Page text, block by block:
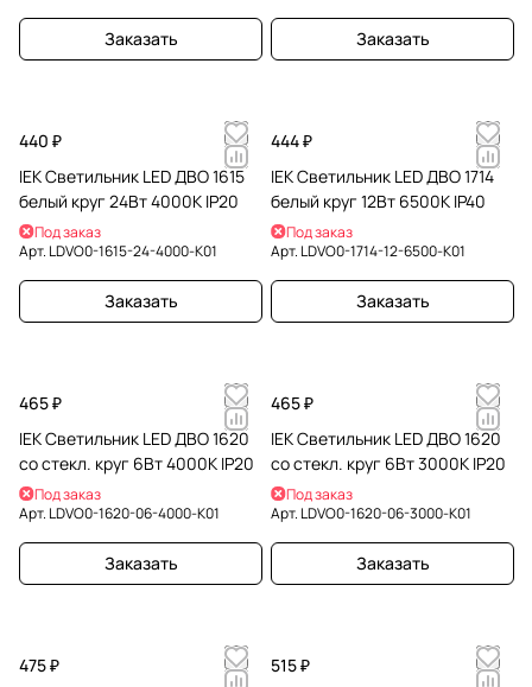
Заказать Заказать
440 ₽
IEK Светильник LED ДВО 1615
белый круг 24Вт 4000К IP20
Под заказ
Арт. LDVO0-1615-24-4000-K01
Заказать
444 ₽
IEK Светильник LED ДВО 1714
белый круг 12Вт 6500К IP40
Под заказ
Арт. LDVO0-1714-12-6500-K01
Заказать
465 ₽
IEK Светильник LED ДВО 1620
со стекл. круг 6Вт 4000К IP20
Под заказ
Арт. LDVO0-1620-06-4000-K01
Заказать
465 ₽
IEK Светильник LED ДВО 1620
со стекл. круг 6Вт 3000К IP20
Под заказ
Арт. LDVO0-1620-06-3000-K01
Заказать
475 ₽
515 ₽